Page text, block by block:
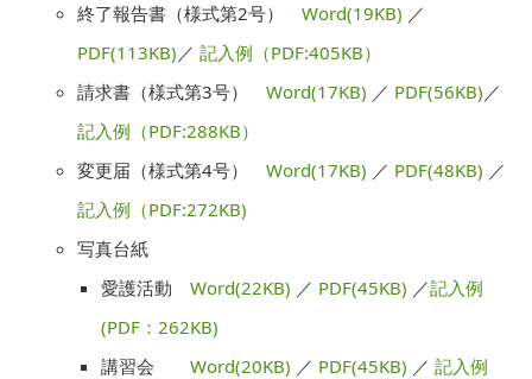
終了報告書（様式第2号） Word(19KB) ／
PDF(113KB)／ 記入例（PDF:405KB）
請求書（様式第3号） Word(17KB) ／ PDF(56KB)／
記入例（PDF:288KB）
変更届（様式第4号） Word(17KB) ／ PDF(48KB) ／
記入例（PDF:272KB)
写真台紙
愛護活動 Word(22KB) ／ PDF(45KB) ／記入例
(PDF：262KB)
講習会 Word(20KB) ／ PDF(45KB) ／ 記入例